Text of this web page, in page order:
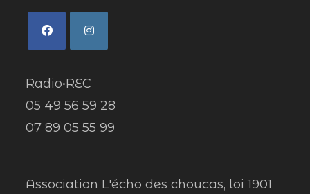
Radio•REC
05 49 56 59 28
07 89 05 55 99
Association L'écho des choucas, loi 1901